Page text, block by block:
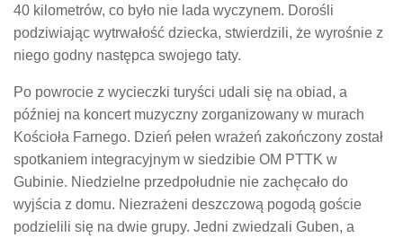
40 kilometrów, co było nie lada wyczynem. Dorośli
podziwiając wytrwałość dziecka, stwierdzili, że wyrośnie z
niego godny następca swojego taty.
Po powrocie z wycieczki turyści udali się na obiad, a
później na koncert muzyczny zorganizowany w murach
Kościoła Farnego. Dzień pełen wrażeń zakończony został
spotkaniem integracyjnym w siedzibie OM PTTK w
Gubinie. Niedzielne przedpołudnie nie zachęcało do
wyjścia z domu. Niezrażeni deszczową pogodą goście
podzielili się na dwie grupy. Jedni zwiedzali Guben, a